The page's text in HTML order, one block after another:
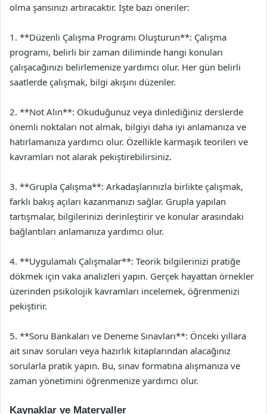
olma şansınızı artıracaktır. İşte bazı öneriler:
1. **Düzenli Çalışma Programı Oluşturun**: Çalışma
programı, belirli bir zaman diliminde hangi konuları
çalışacağınızı belirlemenize yardımcı olur. Her gün belirli
saatlerde çalışmak, bilgi akışını düzenler.
2. **Not Alın**: Okuduğunuz veya dinlediğiniz derslerde
önemli noktaları not almak, bilgiyi daha iyi anlamanıza ve
hatırlamanıza yardımcı olur. Özellikle karmaşık teorileri ve
kavramları not alarak pekiştirebilirsiniz.
3. **Grupla Çalışma**: Arkadaşlarınızla birlikte çalışmak,
farklı bakış açıları kazanmanızı sağlar. Grupla yapılan
tartışmalar, bilgilerinizi derinleştirir ve konular arasındaki
bağlantıları anlamanıza yardımcı olur.
4. **Uygulamalı Çalışmalar**: Teorik bilgilerinizi pratiğe
dökmek için vaka analizleri yapın. Gerçek hayattan örnekler
üzerinden psikolojik kavramları incelemek, öğrenmenizi
pekiştirir.
5. **Soru Bankaları ve Deneme Sınavları**: Önceki yıllara
ait sınav soruları veya hazırlık kitaplarından alacağınız
sorularla pratik yapın. Bu, sınav formatına alışmanıza ve
zaman yönetimini öğrenmenize yardımcı olur.
Kaynaklar ve Materyaller